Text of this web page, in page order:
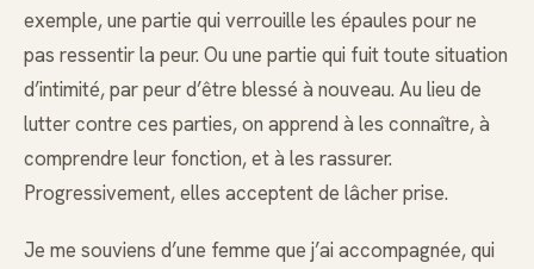
exemple, une partie qui verrouille les épaules pour ne
pas ressentir la peur. Ou une partie qui fuit toute situation
d’intimité, par peur d’être blessé à nouveau. Au lieu de
lutter contre ces parties, on apprend à les connaître, à
comprendre leur fonction, et à les rassurer.
Progressivement, elles acceptent de lâcher prise.
Je me souviens d’une femme que j’ai accompagnée, qui